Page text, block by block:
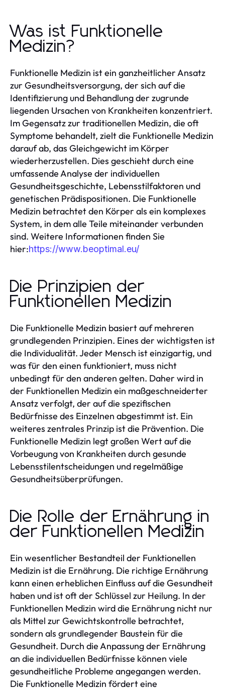
Was ist Funktionelle
Medizin?
Funktionelle Medizin ist ein ganzheitlicher Ansatz
zur Gesundheitsversorgung, der sich auf die
Identifizierung und Behandlung der zugrunde
liegenden Ursachen von Krankheiten konzentriert.
Im Gegensatz zur traditionellen Medizin, die oft
Symptome behandelt, zielt die Funktionelle Medizin
darauf ab, das Gleichgewicht im Körper
wiederherzustellen. Dies geschieht durch eine
umfassende Analyse der individuellen
Gesundheitsgeschichte, Lebensstilfaktoren und
genetischen Prädispositionen. Die Funktionelle
Medizin betrachtet den Körper als ein komplexes
System, in dem alle Teile miteinander verbunden
sind. Weitere Informationen finden Sie
hier:https://www.beoptimal.eu/
Die Prinzipien der
Funktionellen Medizin
Die Funktionelle Medizin basiert auf mehreren
grundlegenden Prinzipien. Eines der wichtigsten ist
die Individualität. Jeder Mensch ist einzigartig, und
was für den einen funktioniert, muss nicht
unbedingt für den anderen gelten. Daher wird in
der Funktionellen Medizin ein maßgeschneiderter
Ansatz verfolgt, der auf die spezifischen
Bedürfnisse des Einzelnen abgestimmt ist. Ein
weiteres zentrales Prinzip ist die Prävention. Die
Funktionelle Medizin legt großen Wert auf die
Vorbeugung von Krankheiten durch gesunde
Lebensstilentscheidungen und regelmäßige
Gesundheitsüberprüfungen.
Die Rolle der Ernährung in
der Funktionellen Medizin
Ein wesentlicher Bestandteil der Funktionellen
Medizin ist die Ernährung. Die richtige Ernährung
kann einen erheblichen Einfluss auf die Gesundheit
haben und ist oft der Schlüssel zur Heilung. In der
Funktionellen Medizin wird die Ernährung nicht nur
als Mittel zur Gewichtskontrolle betrachtet,
sondern als grundlegender Baustein für die
Gesundheit. Durch die Anpassung der Ernährung
an die individuellen Bedürfnisse können viele
gesundheitliche Probleme angegangen werden.
Die Funktionelle Medizin fördert eine